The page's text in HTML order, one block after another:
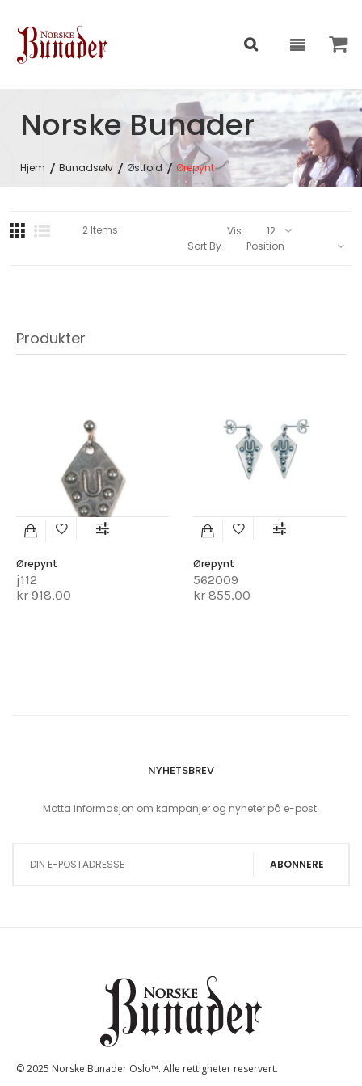
Norske Bunader
Hjem Bunadsølv Østfold Ørepynt
Produkter
Ørepynt
j112
kr 918,00
Ørepynt
562009
kr 855,00
2Items
Vis :
Sort By :
NYHETSBREV
Motta informasjon om kampanjer og nyheter på e-post.
ABONNERE
© 2025 Norske Bunader Oslo™. Alle rettigheter reservert.